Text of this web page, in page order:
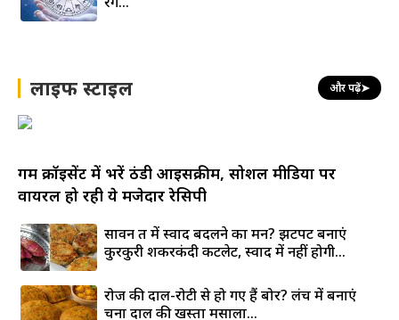
लाइफ स्टाइल और पढ़ें➤
गर्म क्रॉइसेंट में भरें ठंडी आइसक्रीम, सोशल मीडिया पर
वायरल हो रही ये मजेदार रेसिपी
सावन व्रत में स्वाद बदलने का मन? झटपट बनाएं
कुरकुरी शकरकंदी कटलेट, स्वाद में नहीं होगी...
रोज की दाल-रोटी से हो गए हैं बोर? लंच में बनाएं
चना दाल की खस्ता मसाला...